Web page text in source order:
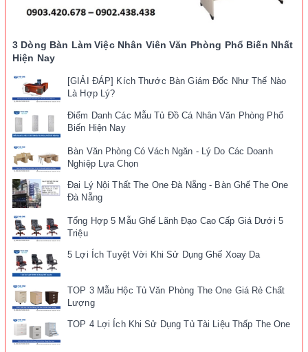
3 Dòng Bàn Làm Việc Nhân Viên Văn Phòng Phổ Biến Nhất
Hiện Nay
[GIẢI ĐÁP] Kích Thước Bàn Giám Đốc Như Thế Nào
Là Hợp Lý?
Điểm Danh Các Mẫu Tủ Đồ Cá Nhân Văn Phòng Phổ
Biến Hiện Nay
Bàn Văn Phòng Có Vách Ngăn - Lý Do Các Doanh
Nghiệp Lựa Chọn
Đại Lý Nội Thất The One Đà Nẵng - Bàn Ghế The One
Đà Nẵng
Tổng Hợp 5 Mẫu Ghế Lãnh Đạo Cao Cấp Giá Dưới 5
Triệu
5 Lợi Ích Tuyệt Vời Khi Sử Dụng Ghế Xoay Da
TOP 3 Mẫu Hộc Tủ Văn Phòng The One Giá Rẻ Chất
Lượng
TOP 4 Lợi Ích Khi Sử Dụng Tủ Tài Liệu Thấp The One